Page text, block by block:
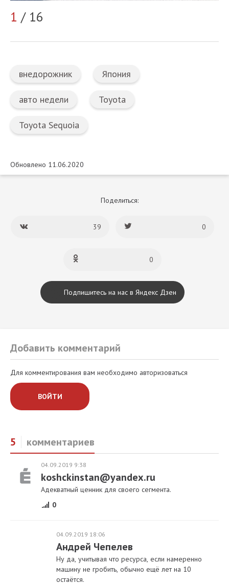
1 / 16
внедорожник Япония
авто недели Toyota
Toyota Sequoia
Обновлено 11.06.2020
Поделиться:
39 0
0
Подпишитесь на нас в Яндекс Дзен
Добавить комментарий
Для комментирования вам необходимо авторизоваться
ВОЙТИ
5 комментариев
04.09.2019 9:38
koshckinstan@yandex.ru
Адекватный ценник для своего сегмента.
0
04.09.2019 18:06
Андрей Чепелев
Ну да, учитывая что ресурса, если намеренно
машину не гробить, обычно ещё лет на 10
остаётся.